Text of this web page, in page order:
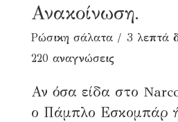
Ανακοίνωση.
Ρώσικη σάλατα
3 λεπτά
220 αναγνώσεις
Αν όσα είδα στο
ο Πάμπλο Εσκομπάρ